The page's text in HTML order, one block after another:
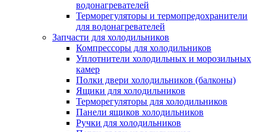
водонагревателей
Терморегуляторы и термопредохранители
для водонагревателей
Запчасти для холодильников
Компрессоры для холодильников
Уплотнители холодильных и морозильных
камер
Полки двери холодильников (балконы)
Ящики для холодильников
Терморегуляторы для холодильников
Панели ящиков холодильников
Ручки для холодильников